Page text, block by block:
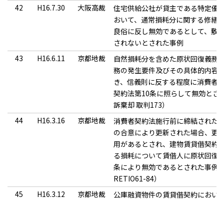
42 H16.7.30 大阪高裁
住宅供給公社が貸主である特定優
おいて、通常損耗分に関する修繕
良俗に反し無効であるとして、敷
されないとされた事例
43
H16.6.11 京都地裁
自然損耗分を含めた原状回復義務
務の発生要件及びその具体的内容
き、信義則に反する程度に消費者
契約法第10条に照らして無効とさ
訴棄却 取判173）
44
H16.3.16 京都地裁
消費者契約法施行前に締結された
の合意により更新された場合、更
用があるとされ、建物賃貸借契約
る損耗について賃借人に原状回復
条により無効であるとされた事例
RETIO61-84）
45
H16.3.12 京都地裁
公庫融資物件の賃貸借契約におい